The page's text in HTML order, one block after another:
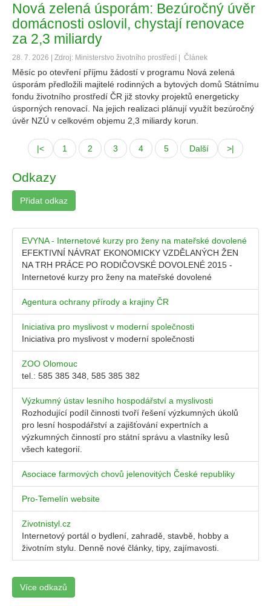
Nová zelená úsporám: Bezúročný úvěr
domácnosti oslovil, chystají renovace
za 2,3 miliardy
28. 7. 2026 | Zdroj: Ministerstvo životního prostředí | Článek
Měsíc po otevření příjmu žádostí v programu Nová zelená
úsporám předložili majitelé rodinných a bytových domů Státnímu
fondu životního prostředí ČR již stovky projektů energeticky
úsporných renovací. Na jejich realizaci plánují využít bezúročný
úvěr NZÚ v celkovém objemu 2,3 miliardy korun.
|< 1 2 3 4 5 Další >|
Odkazy
Přidat odkaz
EVYNA - Internetové kurzy pro ženy na mateřské dovolené
EFEKTIVNÍ NÁVRAT EKONOMICKY VZDĚLANÝCH ŽEN
NA TRH PRÁCE PO RODIČOVSKÉ DOVOLENÉ 2015 -
Internetové kurzy pro ženy na mateřské dovolené
Agentura ochrany přírody a krajiny ČR
Iniciativa pro myslivost v moderní společnosti
Iniciativa pro myslivost v moderní společnosti
ZOO Olomouc
tel.: 585 385 348, 585 385 382
Výzkumný ústav lesního hospodářství a myslivosti
Rozhodující podíl činnosti tvoří řešení výzkumných úkolů
pro lesní hospodářství a zajišťování expertních a
výzkumných činností pro státní správu a vlastníky lesů
všech kategorií.
Asociace farmových chovů jelenovitých České republiky
Pro-Temelín website
Zivotnistyl.cz
Internetový portál o bydlení, zahradě, stavbě, hobby a
životním stylu. Denně nové články, tipy, zajímavosti.
Více odkazů